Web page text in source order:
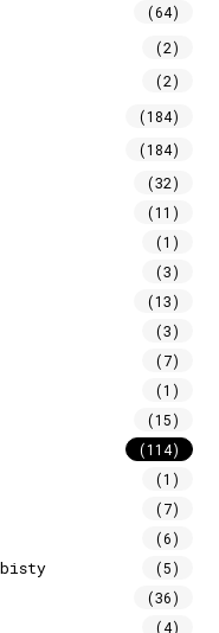
(64)
(2)
(2)
(184)
(184)
(32)
(11)
(1)
(3)
(13)
(3)
(7)
(1)
(15)
(114)
(1)
(7)
(6)
(5)
(36)
(4)